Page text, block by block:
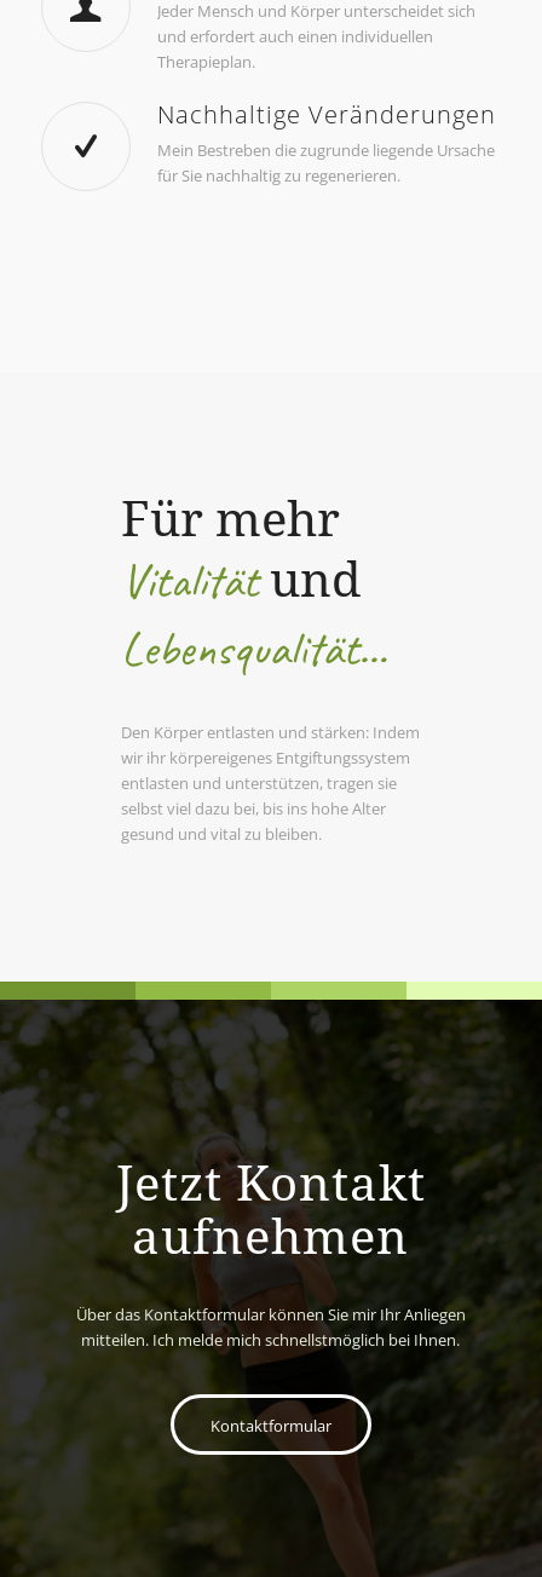
Jeder Mensch und Körper unterscheidet sich
und erfordert auch einen individuellen
Therapieplan.
Nachhaltige Veränderungen
Mein Bestreben die zugrunde liegende Ursache
für Sie nachhaltig zu regenerieren.
Für mehr
Vitalitätund
Lebensqualität…
Den Körper entlasten und stärken: Indem
wir ihr körpereigenes Entgiftungssystem
entlasten und unterstützen, tragen sie
selbst viel dazu bei, bis ins hohe Alter
gesund und vital zu bleiben.
Jetzt Kontakt
aufnehmen
Über das Kontaktformular können Sie mir Ihr Anliegen
mitteilen. Ich melde mich schnellstmöglich bei Ihnen.
Kontaktformular